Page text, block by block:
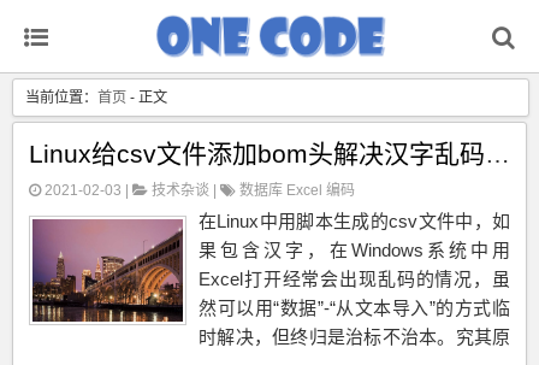
当前位置： 首页 - 正文
Linux给csv文件添加bom头解决汉字乱码问题
2021-02-03 | 技术杂谈 数据库 Excel 编码
在Linux中用脚本生成的csv文件中，如
果包含汉字，在Windows系统中用
Excel打开经常会出现乱码的情况，虽
然可以用“数据”-“从文本导入”的方式临
时解决，但终归是治标不治本。究其原